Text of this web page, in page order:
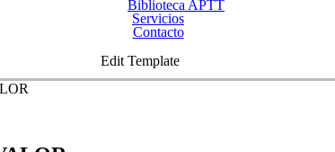
Biblioteca APTT
Servicios
Contacto
Edit Template